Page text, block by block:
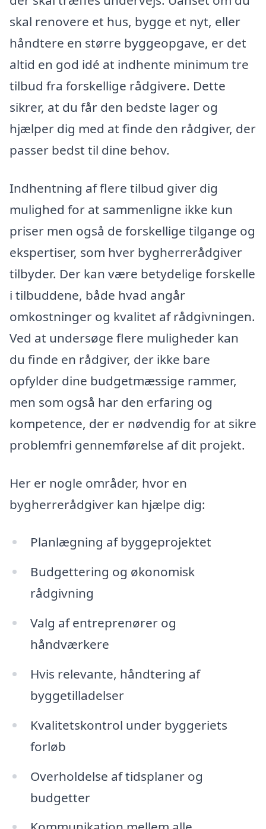
skal renovere et hus, bygge et nyt, eller
håndtere en større byggeopgave, er det
altid en god idé at indhente minimum tre
tilbud fra forskellige rådgivere. Dette
sikrer, at du får den bedste lager og
hjælper dig med at finde den rådgiver, der
passer bedst til dine behov.
Indhentning af flere tilbud giver dig
mulighed for at sammenligne ikke kun
priser men også de forskellige tilgange og
ekspertiser, som hver bygherrerådgiver
tilbyder. Der kan være betydelige forskelle
i tilbuddene, både hvad angår
omkostninger og kvalitet af rådgivningen.
Ved at undersøge flere muligheder kan
du finde en rådgiver, der ikke bare
opfylder dine budgetmæssige rammer,
men som også har den erfaring og
kompetence, der er nødvendig for at sikre
problemfri gennemførelse af dit projekt.
Her er nogle områder, hvor en
bygherrerådgiver kan hjælpe dig:
Planlægning af byggeprojektet
Budgettering og økonomisk
rådgivning
Valg af entreprenører og
håndværkere
Hvis relevante, håndtering af
byggetilladelser
Kvalitetskontrol under byggeriets
forløb
Overholdelse af tidsplaner og
budgetter